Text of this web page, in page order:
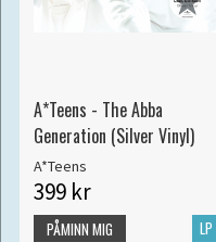
A*Teens - The Abba
Generation (Silver Vinyl)
A*Teens
399 kr
LP
PÅMINN MIG